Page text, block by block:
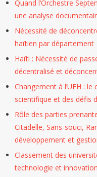
Quand l’Orchestre
une analyse
Nécessité de
haïtien par département
Haïti : Nécessité de
décentralisé et
Changement à l’UEH :
scientifique et des défis
Rôle des parties
Citadelle, Sans-souci,
développement et
Classement des
technologie et innovation